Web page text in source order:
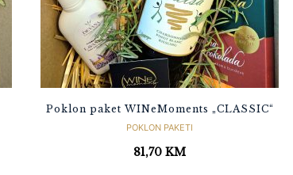
Poklon paket WINeMoments „CLASSIC“
POKLON PAKETI
81,70 KM